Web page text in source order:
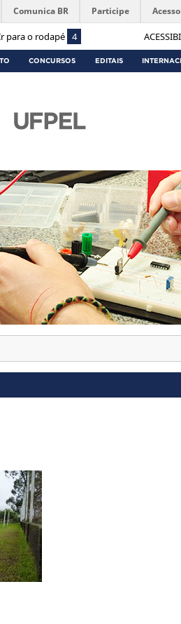
para o rodapé 4
Comunica BR Participe
CONCURSOS EDITAIS